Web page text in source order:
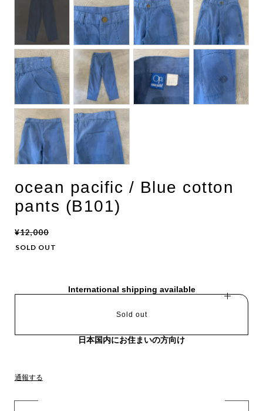
DESIGNERS ARCHIVES
ocean pacific / Blue cotton
pants (B101)
¥12,000
SOLD OUT
International shipping available
Sold out
日本国内にお住まいの方向け
通報する